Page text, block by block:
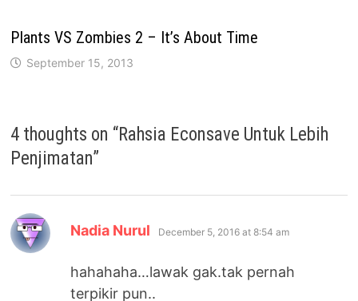
Plants VS Zombies 2 – It’s About Time
September 15, 2013
4 thoughts on “Rahsia Econsave Untuk Lebih
Penjimatan”
Nadia Nurul says:
December 5, 2016 at 8:54 am
hahahaha…lawak gak.tak pernah
terpikir pun..